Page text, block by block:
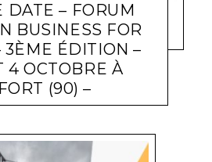
DATE – FORUM
BUSINESS FOR
3ÈME ÉDITION –
4 OCTOBRE À
(90) –
LARA GASQUET 27 AVRIL 2023